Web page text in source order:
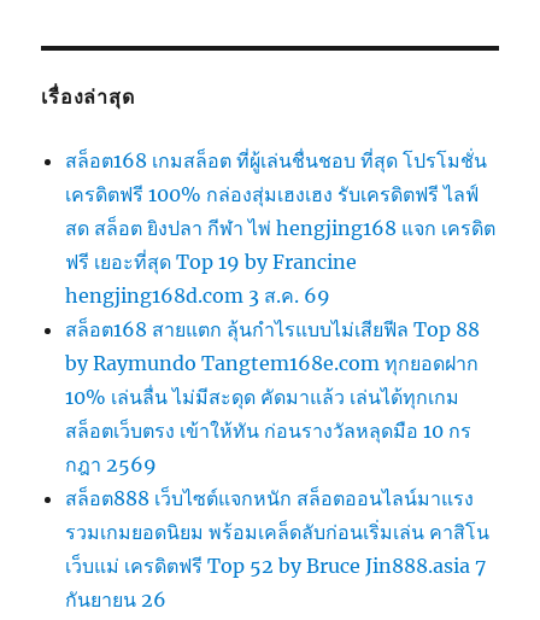
เรื่องล่าสุด
สล็อต168 เกมสล็อต ที่ผู้เล่นชื่นชอบ ที่สุด โปรโมชั่น
เครดิตฟรี 100% กล่องสุ่มเฮงเฮง รับเครดิตฟรี ไลฟ์
สด สล็อต ยิงปลา กีฬา ไพ่ hengjing168 แจก เครดิต
ฟรี เยอะที่สุด Top 19 by Francine
hengjing168d.com 3 ส.ค. 69
สล็อต168 สายแตก ลุ้นกำไรแบบไม่เสียฟีล Top 88
by Raymundo Tangtem168e.com ทุกยอดฝาก
10% เล่นลื่น ไม่มีสะดุด คัดมาแล้ว เล่นได้ทุกเกม
สล็อตเว็บตรง เข้าให้ทัน ก่อนรางวัลหลุดมือ 10 กร
กฎา 2569
สล็อต888 เว็บไซต์แจกหนัก สล็อตออนไลน์มาแรง
รวมเกมยอดนิยม พร้อมเคล็ดลับก่อนเริ่มเล่น คาสิโน
เว็บแม่ เครดิตฟรี Top 52 by Bruce Jin888.asia 7
กันยายน 26